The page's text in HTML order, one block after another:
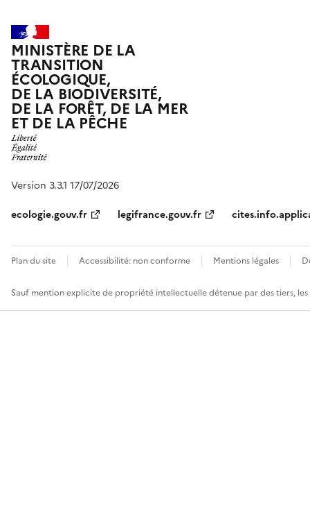
MINISTÈRE DE LA
TRANSITION
ÉCOLOGIQUE,
DE LA BIODIVERSITÉ,
DE LA FORÊT, DE LA MER
ET DE LA PÊCHE
Version 3.3.1 17/07/2026
ecologie.gouv.fr
legifrance.gouv.fr
Plan du site Accessibilité: non conforme Mentions légales
Sauf mention explicite de propriété intellectuelle détenue par des tiers,